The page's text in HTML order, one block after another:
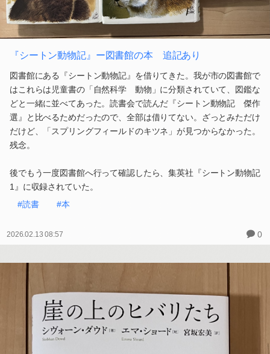
『シートン動物記』ー図書館の本 追記あり
図書館にある『シートン動物記』を借りてきた。我が市の図書館で
はこれらは児童書の「自然科学 動物」に分類されていて、図鑑な
どと一緒に並べてあった。読書会で読んだ『シートン動物記 傑作
選』と比べるためだったので、全部は借りてない。ざっとみただけ
だけど、「スプリングフィールドのキツネ」が見つからなかった。
残念。
後でもう一度図書館へ行って確認したら、集英社『シートン動物記
1』に収録されていた。
#読書
#本
2026.02.13 08:57 0